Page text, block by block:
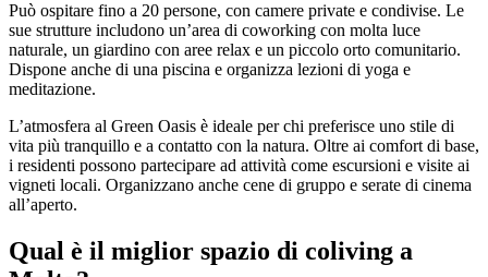
Può ospitare fino a 20 persone, con camere private e condivise. Le
sue strutture includono un’area di coworking con molta luce
naturale, un giardino con aree relax e un piccolo orto comunitario.
Dispone anche di una piscina e organizza lezioni di yoga e
meditazione.
L’atmosfera al Green Oasis è ideale per chi preferisce uno stile di
vita più tranquillo e a contatto con la natura. Oltre ai comfort di base,
i residenti possono partecipare ad attività come escursioni e visite ai
vigneti locali. Organizzano anche cene di gruppo e serate di cinema
all’aperto.
Qual è il miglior spazio di coliving a